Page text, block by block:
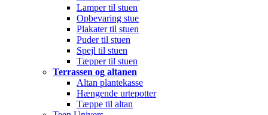
Lamper til stuen
Opbevaring stue
Plakater til stuen
Puder til stuen
Spejl til stuen
Tæpper til stuen
Terrassen og altanen
Altan plantekasse
Hængende urtepotter
Tæppe til altan